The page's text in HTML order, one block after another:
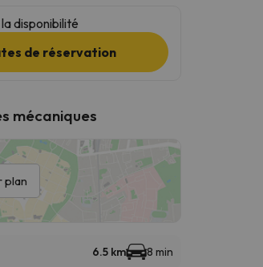
disponibilité
de réservation
mécaniques
plan
6.5 km 8 min